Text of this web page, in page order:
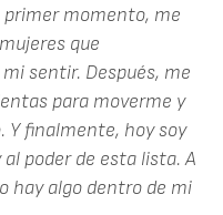
momento, me
que
sentir. Después, me
para moverme y
Y finalmente, hoy soy
poder de esta lista. A
hay algo dentro de mi